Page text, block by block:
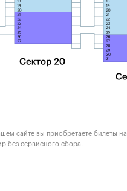
сайте вы приобретаете билеты на
без сервисного сбора.